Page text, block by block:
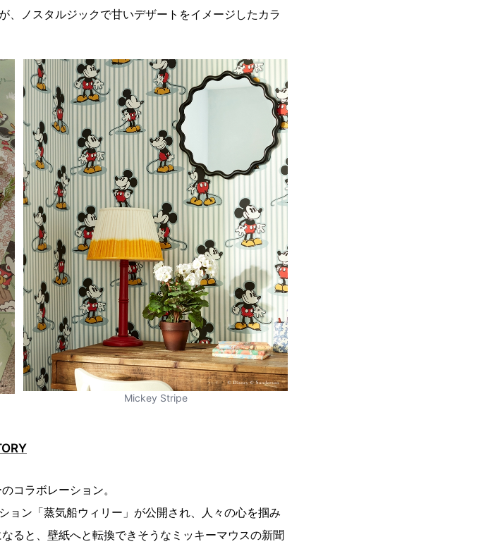
、ノスタルジックで甘いデザートをイメージしたカラ
Mickey Stripe
コラボレーション。
ョン「蒸気船ウィリー」が公開され、人々の心を掴み
ると、壁紙へと転換できそうなミッキーマウスの新聞